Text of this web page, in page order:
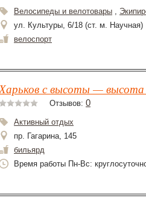
Велосипеды и велотовары ,
ул. Культуры, 6/18 (ст. м. Научная)
велоспорт
с высоты —
Отзывов: 0
Активный отдых
пр. Гагарина, 145
бильярд
Время работы Пн-Вс: